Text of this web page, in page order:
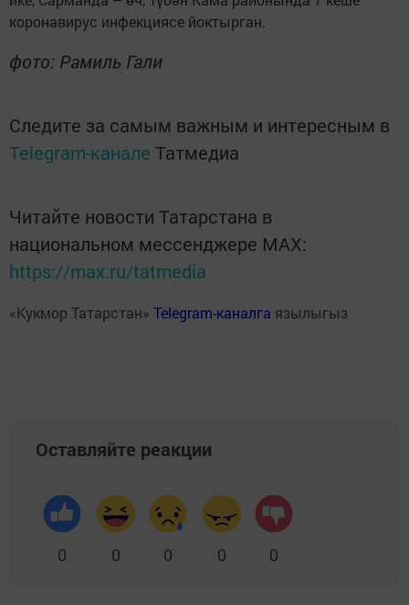
коронавирус инфекциясе йоктырган.
фото: Рамиль Гали
Следите за самым важным и интересным в
Telegram-канале Татмедиа
Читайте новости Татарстана в
национальном мессенджере MАХ:
https://max.ru/tatmedia
«Кукмор Татарстан» Telegram-каналга язылыгыз
Оставляйте реакции
0 0 0 0 0